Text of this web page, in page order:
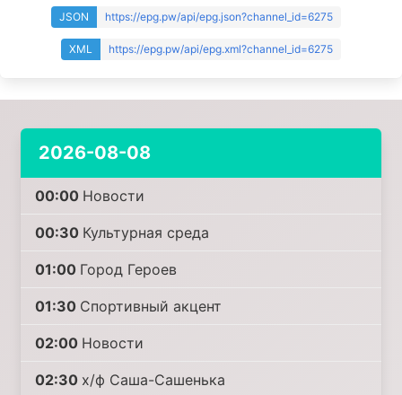
JSON https://epg.pw/api/epg.json?channel_id=6275
XML https://epg.pw/api/epg.xml?channel_id=6275
2026-08-08
00:00 Новости
00:30 Культурная среда
01:00 Город Героев
01:30 Спортивный акцент
02:00 Новости
02:30 х/ф Саша-Сашенька